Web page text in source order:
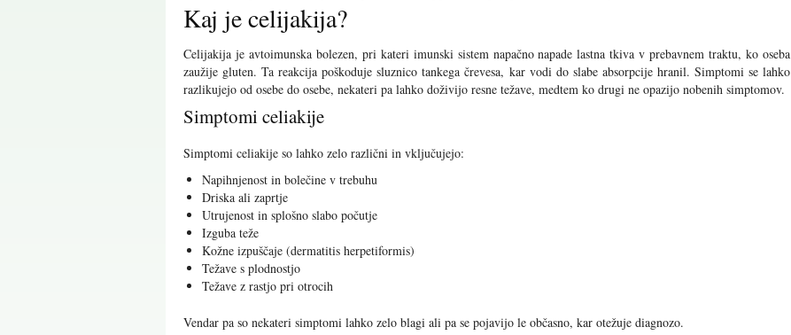
Kaj je celijakija?
Celijakija je avtoimunska bolezen, pri kateri imunski sistem napačno napade lastna tkiva v prebavnem traktu, ko oseba
zaužije gluten. Ta reakcija poškoduje sluznico tankega črevesa, kar vodi do slabe absorpcije hranil. Simptomi se lahko
razlikujejo od osebe do osebe, nekateri pa lahko doživijo resne težave, medtem ko drugi ne opazijo nobenih simptomov.
Simptomi celiakije
Simptomi celiakije so lahko zelo različni in vključujejo:
Napihnjenost in bolečine v trebuhu
Driska ali zaprtje
Utrujenost in splošno slabo počutje
Izguba teže
Kožne izpuščaje (dermatitis herpetiformis)
Težave s plodnostjo
Težave z rastjo pri otrocih
Vendar pa so nekateri simptomi lahko zelo blagi ali pa se pojavijo le občasno, kar otežuje diagnozo.